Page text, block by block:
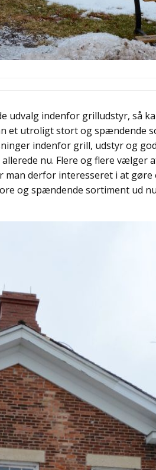
udvalg indenfor grilludstyr, så
et utroligt stort og spændende
indenfor grill, udstyr og
nu. Flere og flere vælger
derfor interesseret i at gøre
og spændende sortiment ud